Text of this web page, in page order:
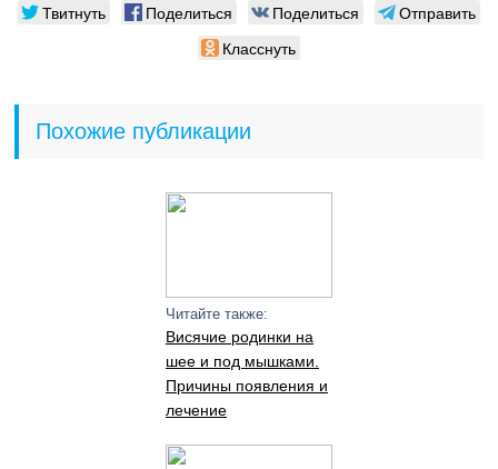
Твитнуть Поделиться Поделиться
Отправить
Класснуть
Похожие публикации
Читайте также:
Висячие родинки на
шее и под мышками.
Причины появления и
лечение